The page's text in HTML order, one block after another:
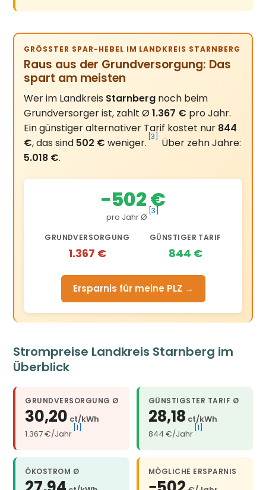
GRÖSSTER SPAR-HEBEL IM LANDKREIS STARNBERG
Raus aus der Grundversorgung: Das
spart am meisten
Wer im Landkreis Starnberg noch beim
Grundversorger ist, zahlt Ø1.367 € pro Jahr.
Ein günstiger alternativer Tarif kostet nur 844
€, das sind 502 € weniger. [3]
Über zehn Jahre:
5.018 €.
−502 €
pro Jahr Ø
[3]
GRUNDVERSORGUNG
1.367 €
GÜNSTIGER TARIF
844 €
Ersparnis für meine PLZ →
Strompreise Landkreis Starnberg im
Überblick
GRUNDVERSORGUNG Ø
30,20 ct/kWh
1.367 €/Jahr
[1]
GÜNSTIGSTER TARIF Ø
28,18 ct/kWh
844 €/Jahr
[1]
ÖKOSTROM Ø MÖGLICHE ERSPARNIS